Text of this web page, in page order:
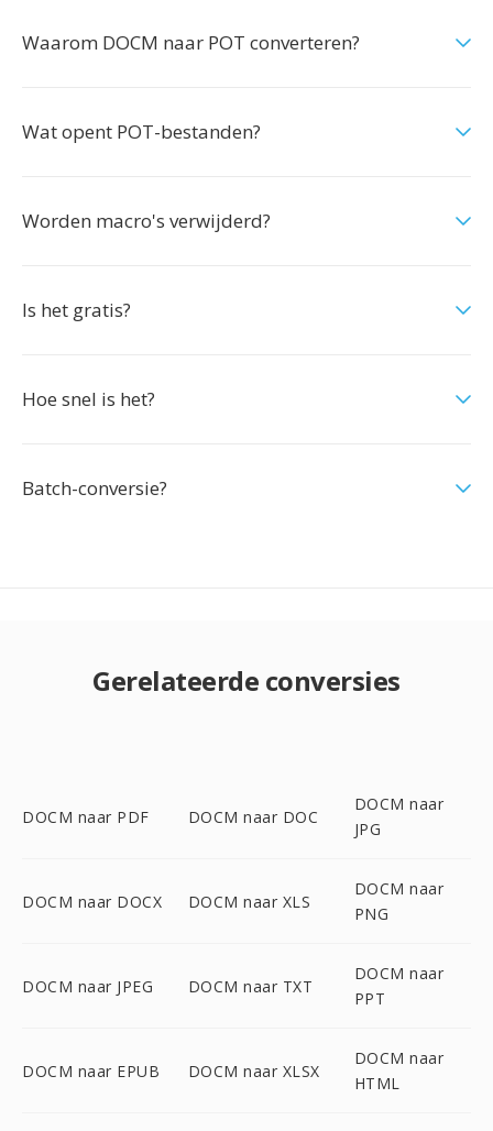
Waarom DOCM naar POT converteren?
Wat opent POT-bestanden?
Worden macro's verwijderd?
Is het gratis?
Hoe snel is het?
Batch-conversie?
Gerelateerde conversies
DOCM naar PDF DOCM naar DOC
DOCM naar
JPG
DOCM naar DOCX DOCM naar XLS
DOCM naar
PNG
DOCM naar JPEG DOCM naar TXT
DOCM naar
PPT
DOCM naar EPUB DOCM naar XLSX
DOCM naar
HTML